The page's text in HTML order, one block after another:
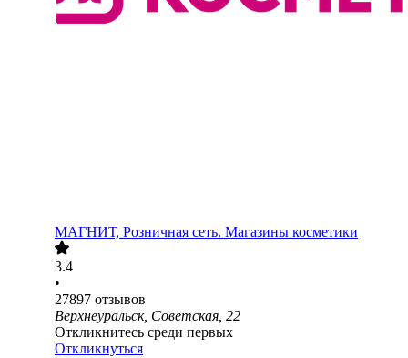
МАГНИТ, Розничная сеть. Магазины косметики
3.4
•
27897 отзывов
Верхнеуральск, Советская, 22
Откликнитесь среди первых
Откликнуться